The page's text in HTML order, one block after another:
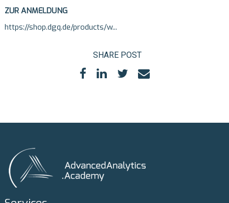
ZUR ANMELDUNG
https://shop.dgq.de/products/w...
SHARE POST